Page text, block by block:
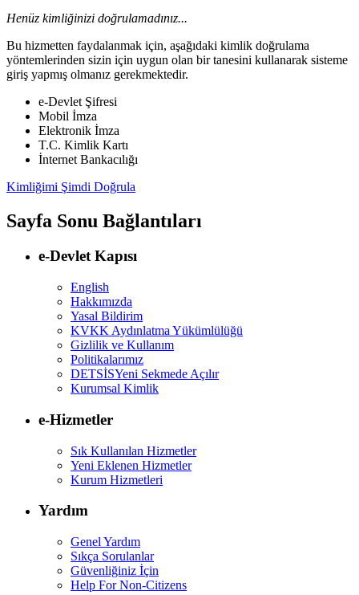
Henüz kimliğinizi doğrulamadınız...
Bu hizmetten faydalanmak için, aşağıdaki kimlik doğrulama
yöntemlerinden sizin için uygun olan bir tanesini kullanarak sisteme
giriş yapmış olmanız gerekmektedir.
e-Devlet Şifresi
Mobil İmza
Elektronik İmza
T.C. Kimlik Kartı
İnternet Bankacılığı
Kimliğimi Şimdi Doğrula
Sayfa Sonu Bağlantıları
e-Devlet Kapısı
English
Hakkımızda
Yasal Bildirim
KVKK Aydınlatma Yükümlülüğü
Gizlilik ve Kullanım
Politikalarımız
DETSİSYeni Sekmede Açılır
Kurumsal Kimlik
e-Hizmetler
Sık Kullanılan Hizmetler
Yeni Eklenen Hizmetler
Kurum Hizmetleri
Yardım
Genel Yardım
Sıkça Sorulanlar
Güvenliğiniz İçin
Help For Non-Citizens